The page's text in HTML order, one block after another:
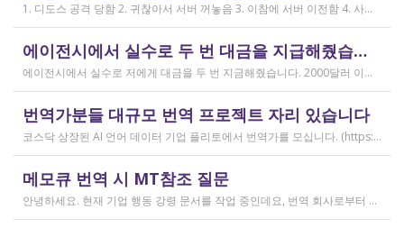
1. 디도스 공격 당함 2. 귀찮아서 서버 꺼놓음 3. 이참에 서버 이전함 4. 사라진 데이터는 없는 것 확인했는데, 일부 DB 설정이 활성화 안됨 5. 고칠 수는 있는데, 저희 집 신생아 협조 필요 6. 신생아가 협조하지 않음 현재 새글 쓰기, 신규 가입, 덧글 달기 등은 막아 두었습니다 언제든 3월 18일 전후 시점으로 롤백될 수 있습니다 디도스 공격은 10평짜리 구녕가게에 사람을 1만명 보내 영업방해를 하는 것과 같은 기법입니다. 왜 디도스 공격을 그렇게까지 열정적으로 하는가? 이것이 심해진 시점이 제가 출산하러 간다고 블라그에 글을 쓴 직후입니다. 적절한 비유인지 모르겠는데 암퇘지도 출산 후에는 도축 안 하지 않나 싶고요 옛날 같으면 이렇게 순하게 살지 않을 것인데, 요새 드는 생각이 좀 있습니다 사람은 노력해 봤자고, 사실 모든 능력치는 정해졌고 발현만 기다리는 것이 전부가 아닐까요 어떤 사람은 노력의 고점이 디도스 공격인 것입니다 그 애미도 한때는 가능성의 김칫국을 사발째 드링킹하며 키웠겠지요 저한테도 이 사이트를 유지할 유인이 있음은 말씀드렸으니 잘 이용해 주시면 그만인 것이고 시간 나시거든 디도스 공격자도 긍휼히 여겨 주시길 바랍니다
작성일
2026.04.15
에이전시에서 실수로 두 번 대금을 지급해줬습니다
에이전시에서 실수로 저에게 대금을 두 번 지금해줬습니다. 2000달러 이상을 두 번 wise로 지급받았습니다;;;; 에이전시에서 wise측으로 중복입금으로 인한 입금 취소 문의를 했는데 불가능하다고 답변을 받았다고 저에게 문의해달라고 하여, 저도 wise에 문의를 했지만, 입금자 정보를 알려준다면 취소 가능한 것 처럼 말하다가 결국 완료된 송금이라 취소가 불가능하다는 답변을 최종 전달받았습니다. 잘 쓰지 않는 계정이라 대금은 그대로 있는데 이 경우 제가 에이전시 계좌로 2000달러를 직접 재송금해도 문제가 없을까요..?? 추후 제 수익으로 잡혀서 세금문제나 기타 다른 사항이 복잡해질 것 같아서 wise에서 취소해주길 간절히 바랬는데ㅜㅜㅜ 이런경험이 있으시다면 어떻게 해결하셨나요ㅠㅠㅠ;;;
작성일
2026.04.04
번역가분들 대규모 번역 프로젝트 자리 있습니다
코스닥 상장된 AI 언어 데이터 기업 플리토에서 번역가를 모십니다. (https://startups.koraia.org/company/297) • 번역할 내용: 일상 대화, 일반 문장 중심의 단문 데이터 (전문지식 불필요) • 참여 프로젝트: 단문 번역(Human Translation) • 모집 언어쌍: 한국어 <> 다국어 • 목적: AI 학습용 데이터셋 구축 • 근무 형태: 재택 근무(학생, 프리랜서 번역가 환영) • 근무방법: Flitto 플랫폼 또는 엑셀 파일을 이용하여 작업 진행 - 파일 1개당 약 9,800단어 (언어쌍별 상이) - 파일 단위로 작업하며 1개만 참여도 가능 (이후 추가 참여 선택 가능) - 파일 1개 번역에 약 3~4일 데드라인 부여 - 파일 1개 번역 시 약 180,000원 ~ 386,000원 수준 (언어쌍별 상이) - 정산은 월 1회 지급 (플리토 정산 기준) - 프로젝트 기간: 약 1~3개월 (자율 참여) ★작업 단가: 한국어 → 스페인어: 9,800단어, 38.4원/단어, 파일 1개 완료 시 약 376,800원 스페인어 → 한국어: 9,800단어, 33.8원/단어, 파일 1개 완료 시 약 331,000원 한국어 → 러시아어: 9,800단어, 26.1원/단어, 파일 1개 완료 시 약 255,000원 한국어 → 중국어(간체): 9,800단어, 23.0원/단어, 파일 1개 완료 시 약 225,000원 중국어(간체) → 한국어: 16,800글자, 18.4원/글자, 파일 1개 완료 시 약 309,000원 한국어 → 중국어(번체): 9,800단어, 26.1원/단어, 파일 1개 완료 시 약 255,000원 중국어(번체) → 한국어: 16,800글자, 23.0원/글자, 파일 1개 완료 시 약 386,000원 한국어 → 베트남어: 9,800단어, 18.4원/단어, 파일 1개 완료 시 약 180,000원 베트남어 → 한국어: 9,800단어, 23.0원/단어, 파일 1개 완료 시 약 225,000원 *실제 업무시 수령 금액은 단가 및 작업량에 따라 위 금액과 차이가 있을 수 있습니다. *플리토 플랫폼(작업 툴) 작업 시 상응하는 포인트로 단가가 지급됩니다. 다음 링크로 신청 부탁드립니다: https://form.jotform.com/253371208518456?source_channel=albamon
메모큐 번역 시 MT참조 질문
안녕하세요. 현재 기업 행동 강령 문서를 작업 중인데요, 번역 회사로부터 메모큐 서버에서 메모큐 파일을 받았습니다. 번역회사에서 아이디와 비밀번호를 받아서 작업을 하는데 데스크탑 메모큐가 무료 버전이어서인지 이것저것 만져보다 보니(TM(만들어서 처음 해보는 문서 얼라인 시도), 라이브독스, 텀베이스등 눌러보는 행위) 밑의 사진과 같이 번역메모리 연결도 안된다고 하고 분명 어떤 파일에도 체크가 안 되어있는데 하나의 파일로만 연결 가능하다고 해서... 데스크탑 메모큐에서는 번역이 어렵다고 판단하여 그대로 이중언어 파일을 익스포트 해서 트라도스로 번역했습니다. (얼라인먼트 기능 사용해 2023년의 공식 한글 번역을 레퍼런스로 번역) 그랬더니 (메모큐에선 단순했던 코드가 트라도스에 복잡하게 나타나더라고요 아무튼 이것들을 해결하고 QA도 돌리고 나서...) 이중언어 파일을 메모큐에서 받으려다 보니 또 Free mode issue로 지원하지 않는 기능이라고 하더라고요. 그래서... 웹 메모큐를 사용해 태초부터 번역을 진행 중인데, 자동 번역으로 MT가 뜨는 걸 딸깍딸깍하고 확정 중이었는데 뭔가 이래도 되나 하는 생각이 들어서 질문하러 왔습니다. (이렇게 뜨는 걸 딸깍 확정 딸깍 확정 반복...) 클라이언트가 가이드라인을 주진 않았고 처음 파일을 줄 때 그 회사의 텀베이스가 연결된 파일을 줘서 그거 기반으로 한글 뜻이 맞으면 맞는 가이드라인이겠거니 하고 있는데 문장 부호나 말투나 뭔가 좀 기계번역의 날것을 적용하고 있다는 생각이 들어서... 이럴 땐 어떻게 해야하는지 여쭤보고 싶어요. 제가 트라도스로 번역한 세그먼트를 메모큐 타겟 세그먼트에 복붙하면 오류가 나는데 그냥 코드를 빼고 제가 트라도스에서 번역한걸 메모큐로 손수 옮겨야 할까요..!! 오늘 새벽 내내 기술 배우라는게 다른게 아니라 이걸 잘 알아두라는 말이었구나 하면서 깨달음을 얻었습니다...